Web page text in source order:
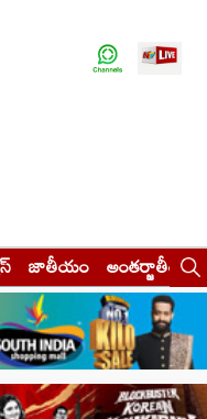
జాతీయం అంతర్జాతీయం